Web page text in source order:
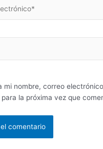
mi nombre, correo
la próxima vez que